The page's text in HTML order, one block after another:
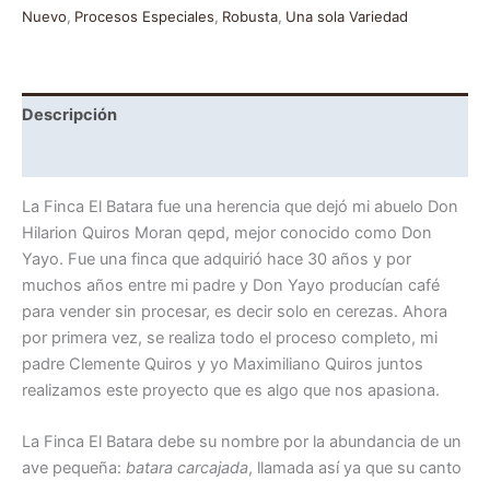
Nuevo, Procesos Especiales, Robusta, Una sola Variedad
Descripción
La Finca El Batara fue una herencia que dejó mi abuelo Don
Hilarion Quiros Moran qepd, mejor conocido como Don
Yayo. Fue una finca que adquirió hace 30 años y por
muchos años entre mi padre y Don Yayo producían café
para vender sin procesar, es decir solo en cerezas. Ahora
por primera vez, se realiza todo el proceso completo, mi
padre Clemente Quiros y yo Maximiliano Quiros juntos
realizamos este proyecto que es algo que nos apasiona.
La Finca El Batara debe su nombre por la abundancia de un
ave pequeña: batara carcajada, llamada así ya que su canto